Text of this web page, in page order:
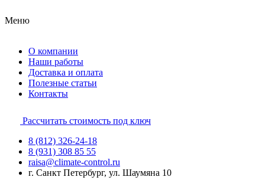
Меню
О компании
Наши работы
Доставка и оплата
Полезные статьи
Контакты
Рассчитать стоимость под ключ
8 (812) 326-24-18
8 (931) 308 85 55
raisa@climate-control.ru
г. Санкт Петербург, ул. Шаумяна 10